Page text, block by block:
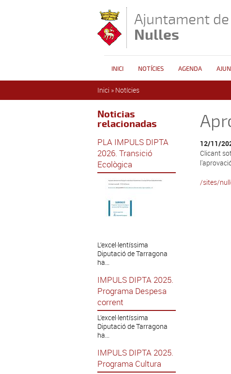
Ajuntament de
Nulles
INICI NOTÍCIES AGENDA
Inici » Notícies
Noticias
relacionadas
PLA IMPULS DIPTA
2026. Transició
Ecològica
L’excel·lentíssima
Diputació de Tarragona
ha...
IMPULS DIPTA 2025.
Programa Despesa
corrent
L’excel·lentíssima
Diputació de Tarragona
ha...
IMPULS DIPTA 2025.
Programa Cultura
12/11/
Clicant
/sites/